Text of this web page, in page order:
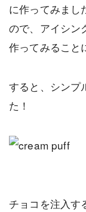
に作ってみまし
ので、アイシン
作ってみること
すると、シンプ
た！
チョコを注入す